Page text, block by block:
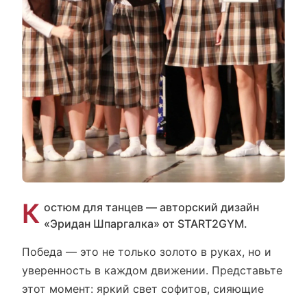
К остюм для танцев — авторский дизайн
«Эридан Шпаргалка» от START2GYM.
Победа — это не только золото в руках, но и
уверенность в каждом движении. Представьте
этот момент: яркий свет софитов, сияющие